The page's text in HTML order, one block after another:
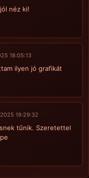
néz ki!
18:05:13
ilyen jó grafikát
19:29:32
tűnik. Szeretettel